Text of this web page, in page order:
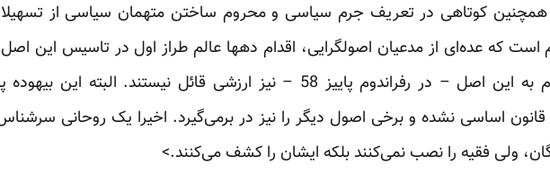
همچنین کوتاهی در تعریف جرم سیاسی و محروم ساختن متهمان سیاسی از
است که عده‌ای از مدعیان اصولگرایی، اقدام دهها عالم طراز اول در تاسیس این اصل
بیهوده می‌پندارند و برای رای مردم به این اصل – در رفراندوم پاییز 58 – نیز ارزشی قائل نیستند. البته
بی‌اعتنایی، تنها شامل اصل 168 ‌ قانون اساسی نشده و برخی اصول دیگر را نیز در برمی‌گیرد. اخیرا یک روحانی
ولی فقیه را نصب نمی‌کنند بلکه ایشان را کشف می‌کنند.>‌‌